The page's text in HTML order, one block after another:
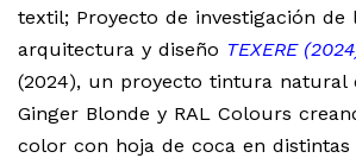
textil; Proyecto de investigación de
arquitectura y diseño TEXERE
(2024), un proyecto tintura natural
Ginger Blonde y RAL Colours
color con hoja de coca en